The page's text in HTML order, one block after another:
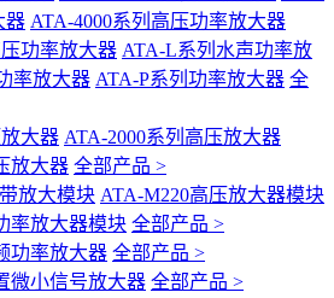
器 ATA-4000系列高压功率放大器
功率放大器 ATA-L系列水声功率放
率放大器 ATA-P系列功率放大器 全
大器 ATA-2000系列高压放大器
放大器 全部产品 >
放大模块 ATA-M220高压放大器模块
率放大器模块 全部产品 >
功率放大器 全部产品 >
微小信号放大器 全部产品 >